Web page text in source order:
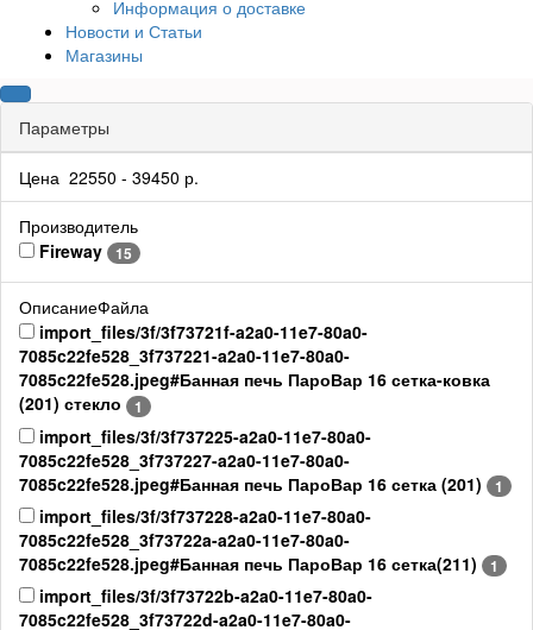
Информация о доставке
Новости и Статьи
Магазины
Параметры
Цена 22550 - 39450 р.
Производитель
Fireway
15
ОписаниеФайла
import_files/3f/3f73721f-a2a0-11e7-80a0-
7085c22fe528_3f737221-a2a0-11e7-80a0-
7085c22fe528.jpeg#Банная печь ПароВар 16 сетка-ковка
(201) стекло
1
import_files/3f/3f737225-a2a0-11e7-80a0-
7085c22fe528_3f737227-a2a0-11e7-80a0-
7085c22fe528.jpeg#Банная печь ПароВар 16 сетка (201)
1
import_files/3f/3f737228-a2a0-11e7-80a0-
7085c22fe528_3f73722a-a2a0-11e7-80a0-
7085c22fe528.jpeg#Банная печь ПароВар 16 сетка(211)
1
import_files/3f/3f73722b-a2a0-11e7-80a0-
7085c22fe528_3f73722d-a2a0-11e7-80a0-